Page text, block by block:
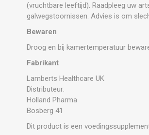
(vruchtbare leeftijd). Raadpleeg uw
galwegstoornissen. Advies is om
Bewaren
Droog en bij kamertemperatuur
Fabrikant
Lamberts Healthcare UK
Distributeur:
Holland Pharma
Bosberg 41
Dit product is een